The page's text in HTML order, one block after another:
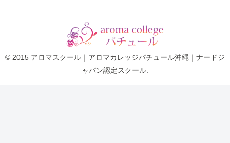
© 2015 アロマスクール｜アロマカレッジパチュール沖縄｜ナードジ
ャパン認定スクール.